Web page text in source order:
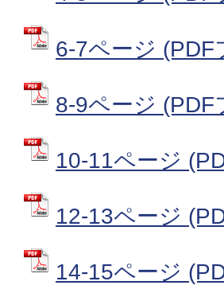
6-7ページ
8-9ページ
10-11ページ
12-13ページ
14-15ページ